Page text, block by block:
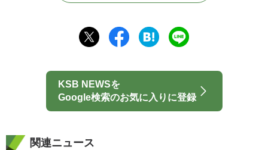
KSB NEWSを
Google検索のお気に入りに登録
関連ニュース